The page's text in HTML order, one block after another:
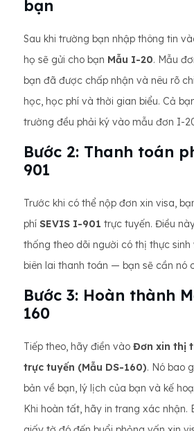
bạn
Sau khi trường bạn nhập thông tin
họ sẽ gửi cho bạn Mẫu I-20. Mẫu
bạn đã được chấp nhận và nêu rõ
học, học phí và thời gian biểu. Cả
trường đều phải ký vào mẫu đơn I-
Bước 2: Thanh toán
901
Trước khi có thể nộp đơn xin visa,
phí SEVIS I-901 trực tuyến. Điều
thống theo dõi người có thị thực sinh
biên lai thanh toán — bạn sẽ cần nó
Bước 3: Hoàn thành
160
Tiếp theo, hãy điền vào Đơn xin thị
trực tuyến (Mẫu DS-160). Nó bao
bản về bạn, lý lịch của bạn và kế
Khi hoàn tất, hãy in trang xác nhận.